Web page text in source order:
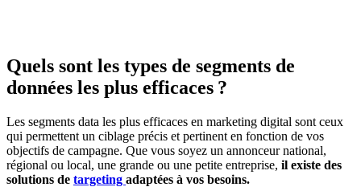
Quels sont les types de segments de
données les plus efficaces ?
Les segments data les plus efficaces en marketing digital sont ceux
qui permettent un ciblage précis et pertinent en fonction de vos
objectifs de campagne. Que vous soyez un annonceur national,
régional ou local, une grande ou une petite entreprise, il existe des
solutions de targeting adaptées à vos besoins.